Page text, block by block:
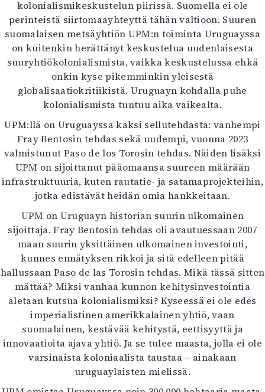
kolonialismikeskustelun piirissä. Suomella ei ole
perinteistä siirtomaayhteyttä tähän valtioon. Suuren
suomalaisen metsäyhtiön UPM:n toiminta Uruguayssa
on kuitenkin herättänyt keskustelua uudenlaisesta
suuryhtiökolonialismista, vaikka keskustelussa ehkä
onkin kyse pikemminkin yleisestä
globalisaatiokritiikistä. Uruguayn kohdalla puhe
kolonialismista tuntuu aika vaikealta.
UPM:llä on Uruguayssa kaksi sellutehdasta: vanhempi
Fray Bentosin tehdas sekä uudempi, vuonna 2023
valmistunut Paso de los Torosin tehdas. Näiden lisäksi
UPM on sijoittanut pääomaansa suureen määrään
infrastruktuuria, kuten rautatie- ja satamaprojekteihin,
jotka edistävät heidän omia hankkeitaan.
UPM on Uruguayn historian suurin ulkomainen
sijoittaja. Fray Bentosin tehdas oli avautuessaan 2007
maan suurin yksittäinen ulkomainen investointi,
kunnes ennätyksen rikkoi ja sitä edelleen pitää
hallussaan Paso de las Torosin tehdas. Mikä tässä sitten
mättää? Miksi vanhaa kunnon kehitysinvestointia
aletaan kutsua kolonialismiksi? Kyseessä ei ole edes
imperialistinen amerikkalainen yhtiö, vaan
suomalainen, kestävää kehitystä, eettisyyttä ja
innovaatioita ajava yhtiö. Ja se tulee maasta, jolla ei ole
varsinaista koloniaalista taustaa – ainakaan
uruguaylaisten mielissä.